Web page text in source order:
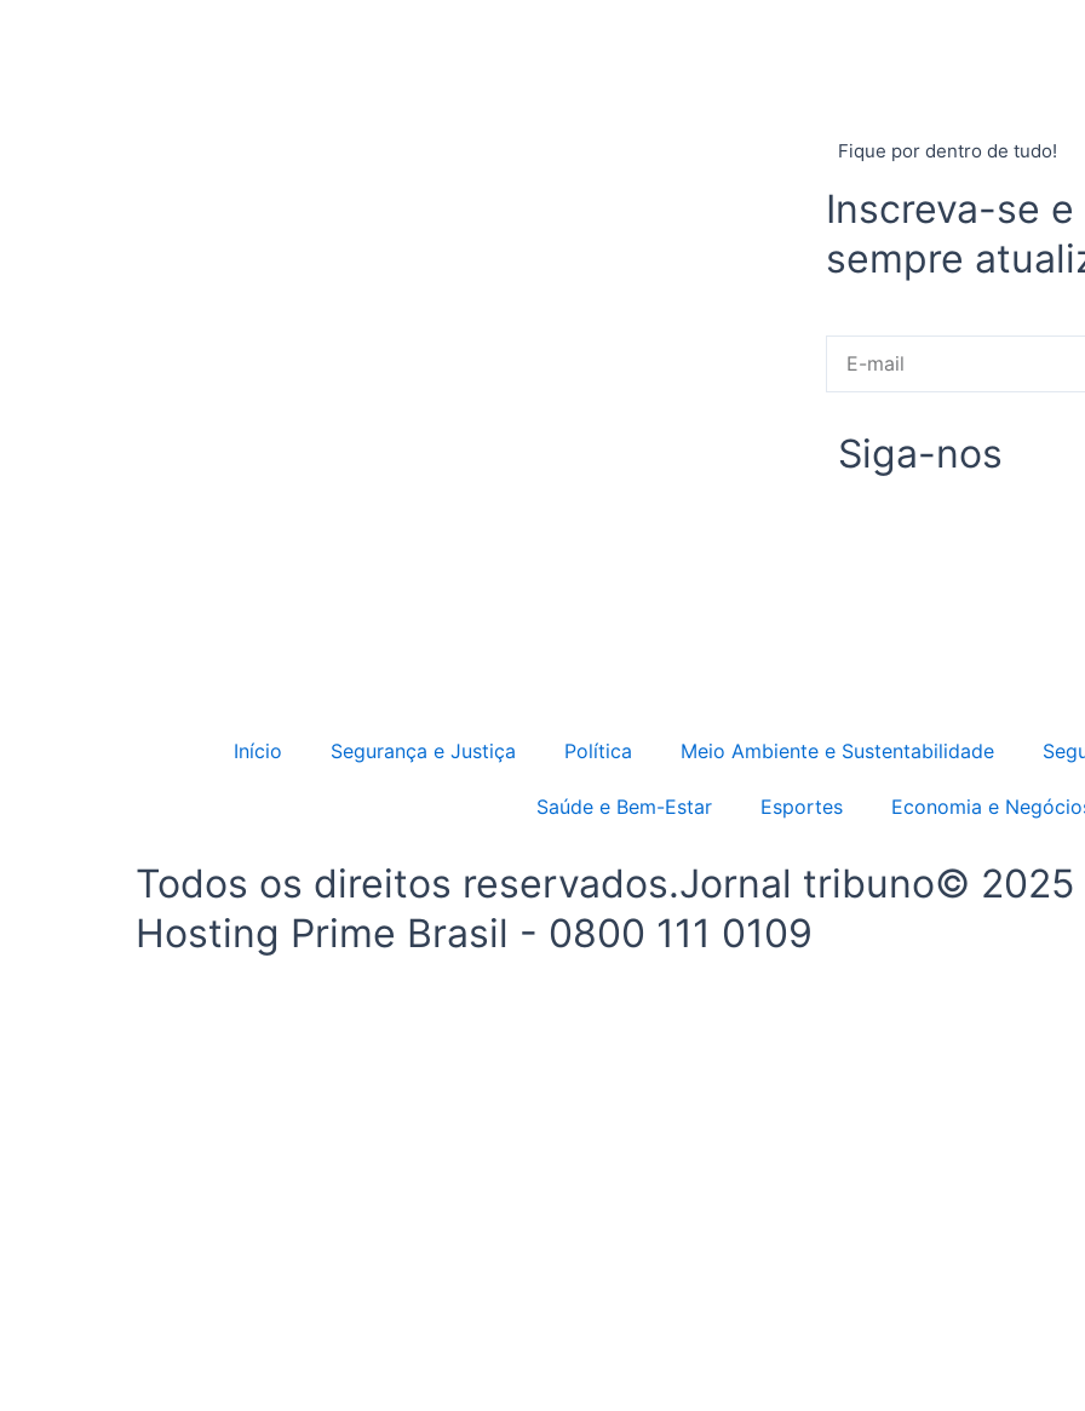
Fique por dentro de tudo!
Inscreva-se
sempre
Siga-nos
Início Segurança e Justiça Política Meio Ambiente e Sustentabilidade
Saúde e Bem-Estar Esportes Economia e
Todos os direitos reservados.Jornal tribuno©
Hosting Prime Brasil - 0800 111 0109